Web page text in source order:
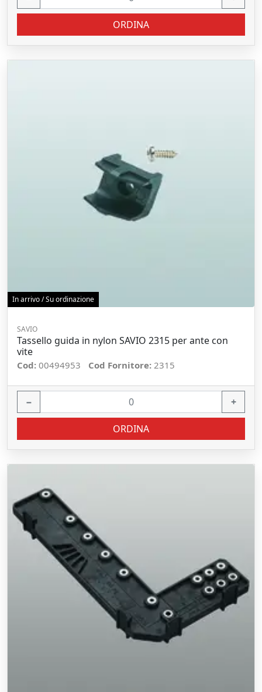
ORDINA
In arrivo / Su ordinazione
SAVIO
Tassello guida in nylon SAVIO 2315 per ante con
vite
Cod: 00494953 Cod Fornitore: 2315
− +
ORDINA